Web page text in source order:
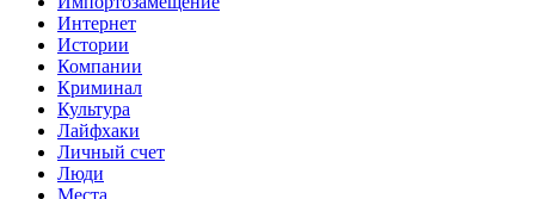
Интернет
Истории
Компании
Криминал
Культура
Лайфхаки
Личный счет
Люди
Места